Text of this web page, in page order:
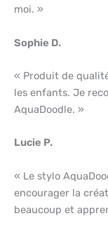
moi. »
Sophie D.
« Produit de
les enfants. Je
AquaDoodle. »
Lucie P.
« Le stylo
encourager la
beaucoup et